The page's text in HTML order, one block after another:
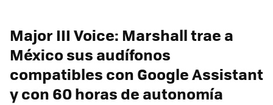
Major III Voice: Marshall trae a
México sus audífonos
compatibles con Google Assistant
y con 60 horas de autonomía